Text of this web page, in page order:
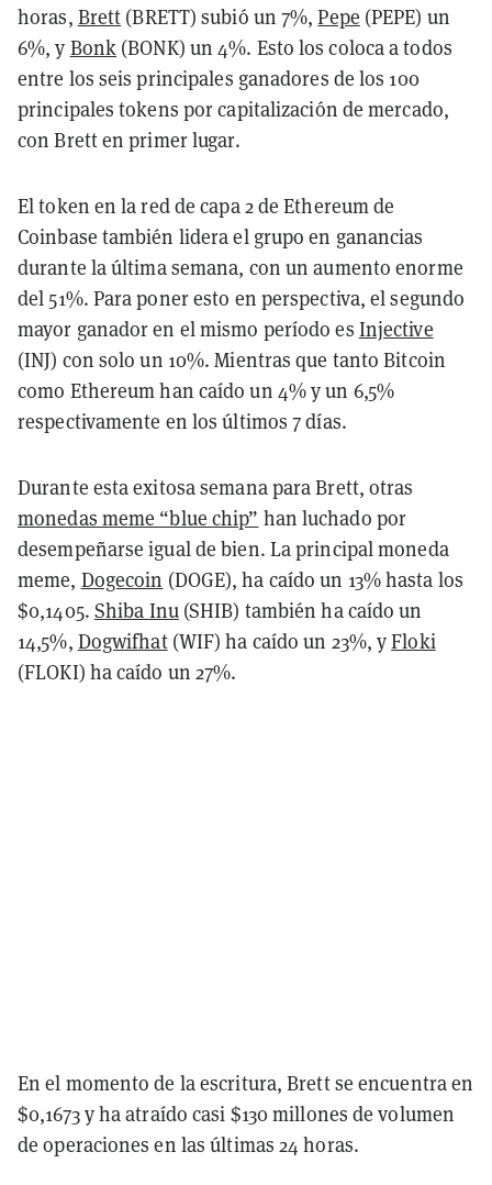
horas, Brett (BRETT) subió un 7%,Pepe (PEPE) un
6%, y Bonk (BONK) un 4%. Esto los coloca a todos
entre los seis principales ganadores de los 100
principales tokens por capitalización de mercado,
con Brett en primer lugar.
El token en la red de capa 2 de Ethereum de
Coinbase también lidera el grupo en ganancias
durante la última semana, con un aumento enorme
del 51%. Para poner esto en perspectiva, el segundo
mayor ganador en el mismo período es Injective
(INJ) con solo un 10%. Mientras que tanto Bitcoin
como Ethereum han caído un 4% y un 6,5%
respectivamente en los últimos 7 días.
Durante esta exitosa semana para Brett, otras
monedas meme “blue chip” han luchado por
desempeñarse igual de bien. La principal moneda
meme, Dogecoin (DOGE), ha caído un 13% hasta los
$0,1405. Shiba Inu(SHIB) también ha caído un
14,5%, Dogwifhat(WIF) ha caído un 23%, yFloki
(FLOKI) ha caído un 27%.
En el momento de la escritura, Brett se encuentra en
$0,1673 y ha atraído casi $130 millones de volumen
de operaciones en las últimas 24 horas.